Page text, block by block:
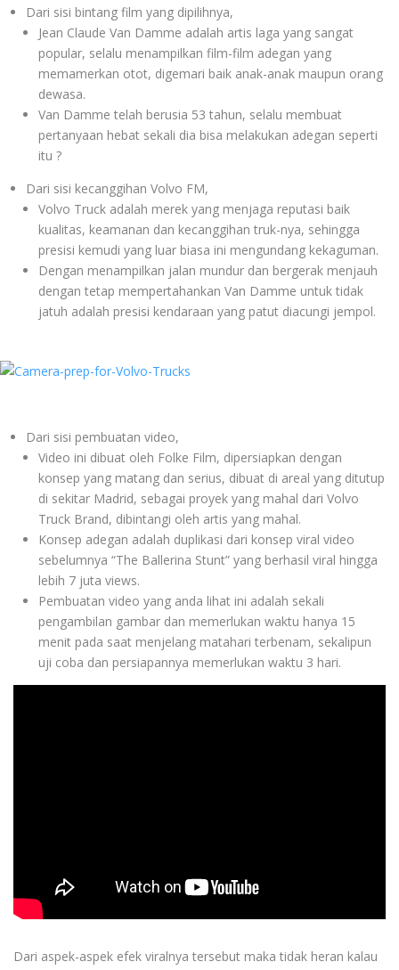
Dari sisi bintang film yang dipilihnya,
Jean Claude Van Damme adalah artis laga yang sangat
popular, selalu menampilkan film-film adegan yang
memamerkan otot, digemari baik anak-anak maupun orang
dewasa.
Van Damme telah berusia 53 tahun, selalu membuat
pertanyaan hebat sekali dia bisa melakukan adegan seperti
itu ?
Dari sisi kecanggihan Volvo FM,
Volvo Truck adalah merek yang menjaga reputasi baik
kualitas, keamanan dan kecanggihan truk-nya, sehingga
presisi kemudi yang luar biasa ini mengundang kekaguman.
Dengan menampilkan jalan mundur dan bergerak menjauh
dengan tetap mempertahankan Van Damme untuk tidak
jatuh adalah presisi kendaraan yang patut diacungi jempol.
Dari sisi pembuatan video,
Video ini dibuat oleh Folke Film, dipersiapkan dengan
konsep yang matang dan serius, dibuat di areal yang ditutup
di sekitar Madrid, sebagai proyek yang mahal dari Volvo
Truck Brand, dibintangi oleh artis yang mahal.
Konsep adegan adalah duplikasi dari konsep viral video
sebelumnya “The Ballerina Stunt” yang berhasil viral hingga
lebih 7 juta views.
Pembuatan video yang anda lihat ini adalah sekali
pengambilan gambar dan memerlukan waktu hanya 15
menit pada saat menjelang matahari terbenam, sekalipun
uji coba dan persiapannya memerlukan waktu 3 hari.
Dari aspek-aspek efek viralnya tersebut maka tidak heran kalau